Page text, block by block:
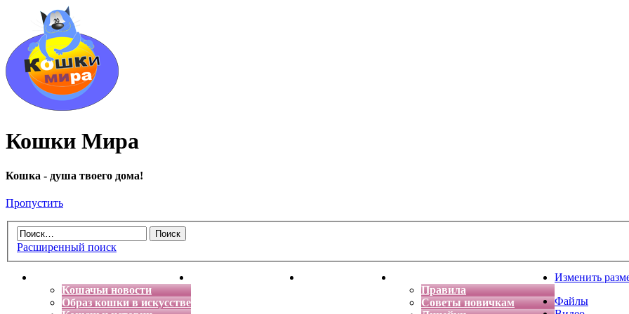
Кошки Мира
Кошка - душа твоего дома!
Пропустить
Расширенный поиск
Кошачьи новости
Образ кошки в искусстве
Энциклопедия кошек Детская фантазия
Правила
Советы новичкам
Изменить
Файлы